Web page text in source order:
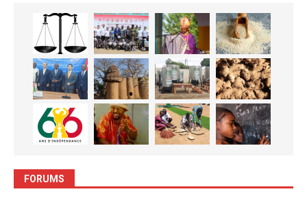
FORUMS